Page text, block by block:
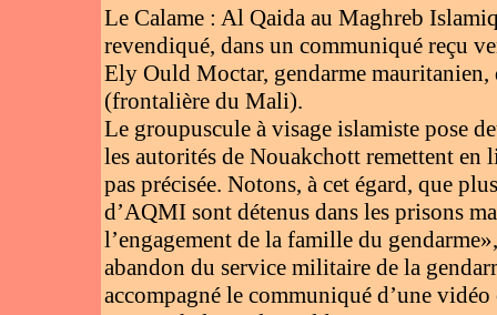
Le Calame : Al Qaida au Maghreb
revendiqué, dans un communiqué reçu
Ely Ould Moctar, gendarme
(frontalière du Mali).
Le groupuscule à visage islamiste pose
les autorités de Nouakchott remettent en
pas précisée. Notons, à cet égard, que
d’AQMI sont détenus dans les prisons
l’engagement de la famille du
abandon du service militaire de la
accompagné le communiqué d’une